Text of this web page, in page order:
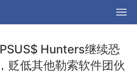
Hunters继续恐
贬低其他勒索软件团伙